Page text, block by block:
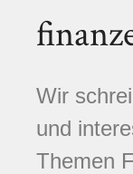
Wir
und
Themen